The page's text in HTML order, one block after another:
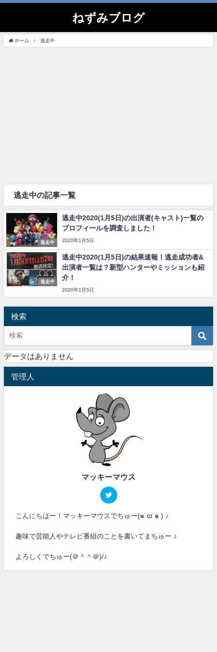
ねずみブログ
ホーム 逃走中
逃走中の記事一覧
逃走中
逃走中2020(1月5日)の出演者(キャスト)一覧の
プロフィールを調査しました！
2020年1月5日
逃走中
逃走中2020(1月5日)の結果速報！逃走成功者&
出演者一覧は？新型ハンターやミッションも紹
介！
2020年1月5日
検索
データはありません
管理人
マッキーマウス
こんにちはー！マッキーマウスでちゅー(๑˙ϖ˙๑ ) ♪
趣味で芸能人やテレビ番組のことを書いてまちゅー ♪
よろしくでちゅー(＠＾＾＠)/♪